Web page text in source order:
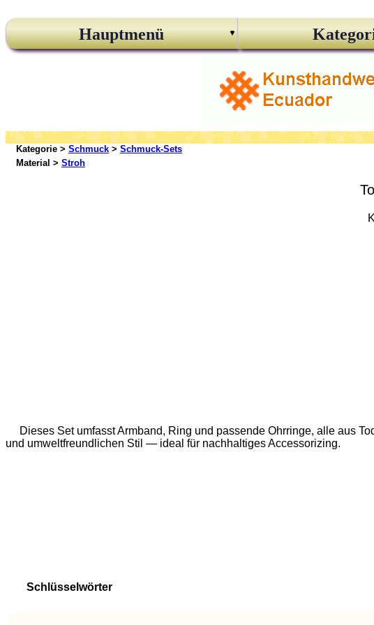
Hauptmenü
Kategorie > Schmuck > Schmuck-Sets
Material > Stroh
Dieses Set umfasst Armband, Ring und passende Ohrringe, alle aus
und umweltfreundlichen Stil — ideal für nachhaltiges Accessorizing.
Schlüsselwörter